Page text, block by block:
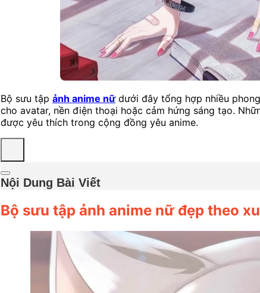
Bộ sưu tập ảnh anime nữdưới đây tổng hợp nhiều
cho avatar, nền điện thoại hoặc cảm hứng sáng tạo.
được yêu thích trong cộng đồng yêu anime.
Nội Dung Bài Viết
Bộ sưu tập ảnh anime nữ đẹp theo